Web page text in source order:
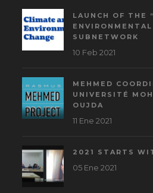
LAUNCH OF THE
SUBNETWORK
10 Feb 2021
MEHMED
UNIVERSITÉ
OUJDA
11 Ene 2021
2021 STARTS
05 Ene 2021